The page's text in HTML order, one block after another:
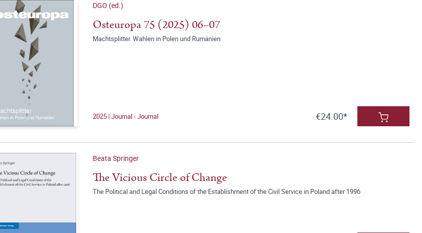
DGO (ed.)
Osteuropa 75 (2025) 06–07
Machtsplitter. Wahlen in Polen und Rumänien
2025 | Journal - Journal €24.00*
Beata Springer
The Vicious Circle of Change
The Political and Legal Conditions of the Establishment of the Civil Service in Poland after 1996